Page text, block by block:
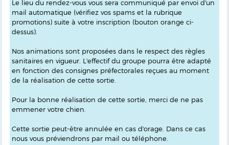
Le lieu du rendez-vous vous sera communiqué par envoi d'un
mail automatique (vérifiez vos spams et la rubrique
promotions) suite à votre inscription (bouton orange ci-
dessus).
Nos animations sont proposées dans le respect des règles
sanitaires en vigueur. L'effectif du groupe pourra être adapté
en fonction des consignes préfectorales reçues au moment
de la réalisation de cette sortie.
Pour la bonne réalisation de cette sortie, merci de ne pas
emmener votre chien.
Cette sortie peut-être annulée en cas d'orage. Dans ce cas
nous vous préviendrons par mail ou téléphone.